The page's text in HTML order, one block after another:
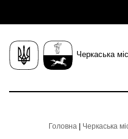
Черкаська
Головна Черкаська